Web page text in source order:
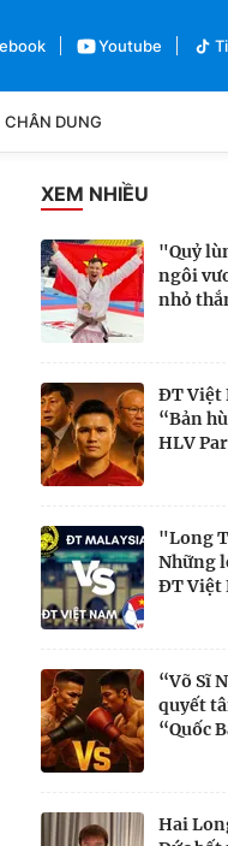
Youtube
CHÂN DUNG
XEM NHIỀU
"Quỷ
ngôi
nhỏ
ĐT Việt
“Bản
HLV
"Long
Những
ĐT Việt
“Võ Sĩ
quyết
“Quốc
Hai